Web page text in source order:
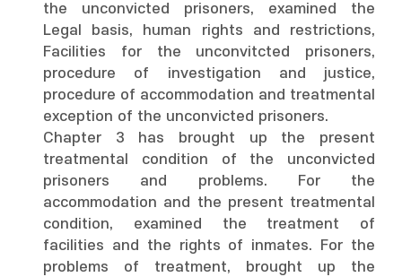
the unconvicted prisoners, examined the
Legal basis, human rights and restrictions,
Facilities for the unconvitcted prisoners,
procedure of investigation and justice,
procedure of accommodation and treatmental
exception of the unconvicted prisoners.
Chapter 3 has brought up the present
treatmental condition of the unconvicted
prisoners and problems. For the
accommodation and the present treatmental
condition, examined the treatment of
facilities and the rights of inmates. For the
problems of treatment, brought up the